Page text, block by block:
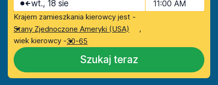
wt., 18 sie 11:00 AM
Krajem zamieszkania kierowcy jest -
Stany Zjednoczone Ameryki (USA)
,
wiek kierowcy -30-65
Szukaj teraz